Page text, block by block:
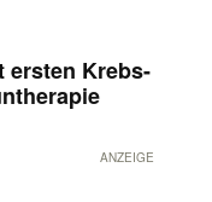
ersten Krebs-
ANZEIGE